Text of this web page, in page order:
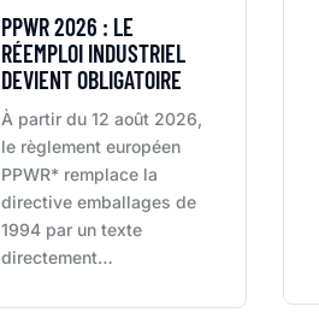
PPWR 2026 : LE
RÉEMPLOI INDUSTRIEL
DEVIENT OBLIGATOIRE
À partir du 12 août 2026,
le règlement européen
PPWR* remplace la
directive emballages de
1994 par un texte
directement…